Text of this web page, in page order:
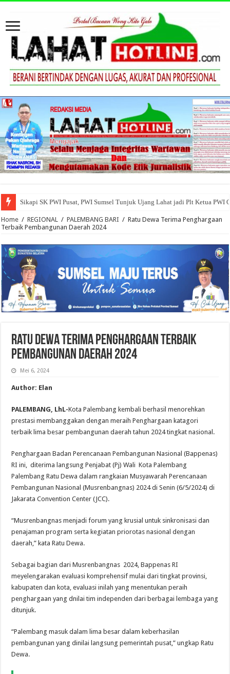
Sikapi SK PWI Pusat, PWI Sumsel Tunjuk Ujang Lahat jadi Plt Ketua PWI
Home / REGIONAL / PALEMBANG BARI / Ratu Dewa Terima Penghargaan
Terbaik Pembangunan Daerah 2024
Ratu Dewa Terima Penghargaan Terbaik
Pembangunan Daerah 2024
Mei 6, 2024
Author: Elan
PALEMBANG, LhL-Kota Palembang kembali berhasil menorehkan
prestasi membanggakan dengan meraih Penghargaan katagori
terbaik lima besar pembangunan daerah tahun 2024 tingkat nasional.
Penghargaan Badan Perencanaan Pembangunan Nasional (Bappenas)
RI ini, diterima langsung Penjabat (Pj) Wali Kota Palembang
Palembang Ratu Dewa dalam rangkaian Musyawarah Perencanaan
Pembangunan Nasional (Musrenbangnas) 2024 di Senin (6/5/2024) di
Jakarata Convention Center (JCC).
“Musrenbangnas menjadi forum yang krusial untuk sinkronisasi dan
penajaman program serta kegiatan priorotas nasional dengan
daerah,” kata Ratu Dewa.
Sebagai bagian dari Musrenbangnas 2024, Bappenas RI
meyelengarakan evaluasi komprehensif mulai dari tingkat provinsi,
kabupaten dan kota, evaluasi inilah yang menentukan peraih
penghargaan yang dnilai tim independen dari berbagai lembaga yang
ditunjuk.
“Palembang masuk dalam lima besar dalam keberhasilan
pembangunan yang dinilai langsung pemerintah pusat,” ungkap Ratu
Dewa.